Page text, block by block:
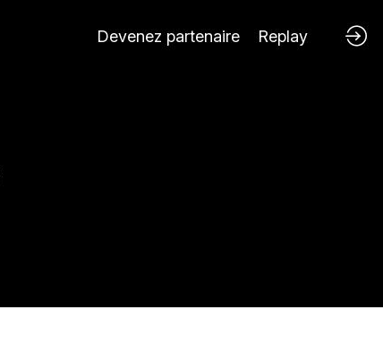
Devenez partenaire Replay